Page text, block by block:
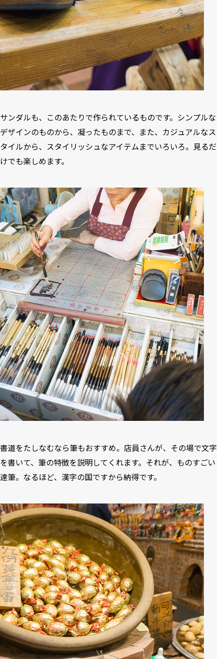
サンダルも、このあたりで作られているものです。シンプルな
デザインのものから、凝ったものまで、また、カジュアルなス
タイルから、スタイリッシュなアイテムまでいろいろ。見るだ
けでも楽しめます。
書道をたしなむなら筆もおすすめ。店員さんが、その場で文字
を書いて、筆の特徴を説明してくれます。それが、ものすごい
達筆。なるほど、漢字の国ですから納得です。